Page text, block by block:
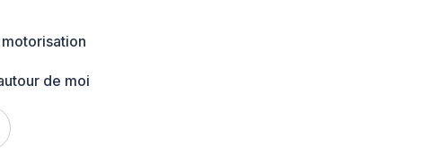
de moi